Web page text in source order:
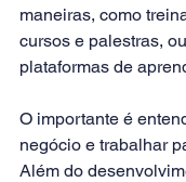
maneiras, como
cursos e palestras,
plataformas de
O importante é
negócio e trabalhar
Além do